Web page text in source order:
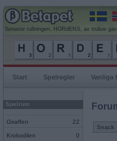
Senaste rullningen, HORdENS, av trulsie
Start Spelregler Vanliga
Spelrum
Giraffen 22
Krokodilen 0
Snack